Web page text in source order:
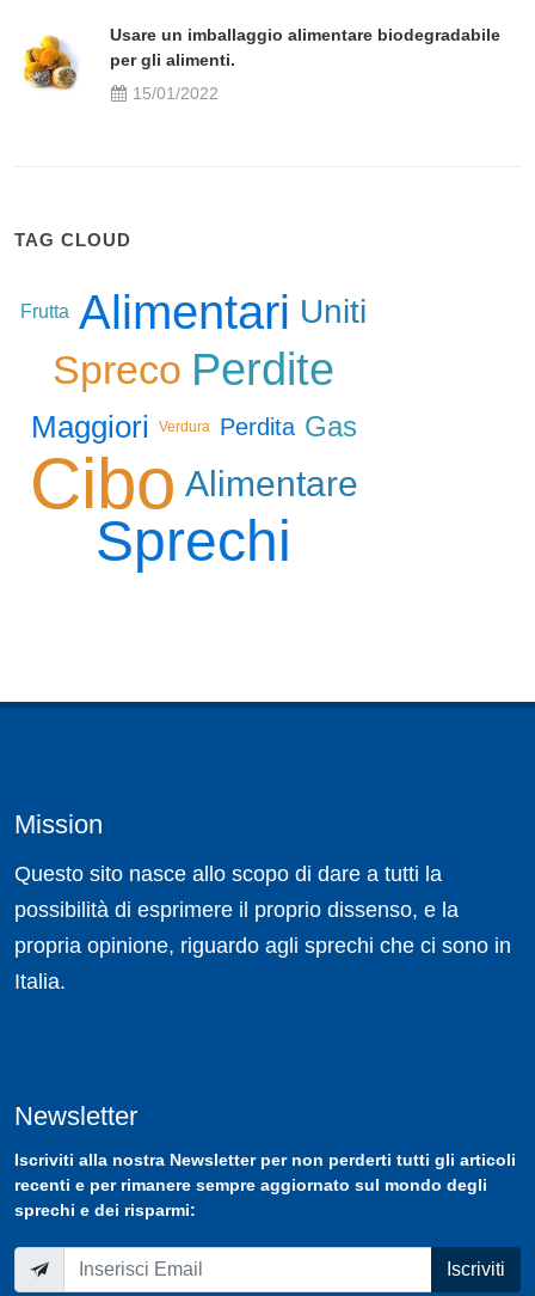
Usare un imballaggio alimentare biodegradabile
per gli alimenti.
15/01/2022
TAG CLOUD
Frutta Alimentari Uniti
Spreco Perdite
Maggiori Verdura Perdita Gas
Cibo Alimentare
Sprechi
Mission
Questo sito nasce allo scopo di dare a tutti la
possibilità di esprimere il proprio dissenso, e la
propria opinione, riguardo agli sprechi che ci sono in
Italia.
Newsletter
Iscriviti alla nostra Newsletterper non perderti tutti gli articoli
recenti e per rimanere sempre aggiornato sul mondo degli
sprechi e dei risparmi:
Iscriviti